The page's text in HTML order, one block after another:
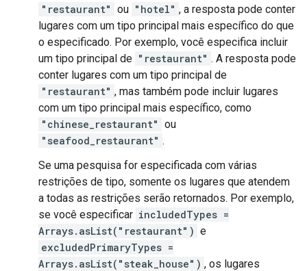
"restaurant" ou "hotel" , a resposta pode conter
lugares com um tipo principal mais específico do que
o especificado. Por exemplo, você especifica incluir
um tipo principal de "restaurant" . A resposta pode
conter lugares com um tipo principal de
"restaurant" , mas também pode incluir lugares
com um tipo principal mais específico, como
"chinese_restaurant" ou
"seafood_restaurant" .
Se uma pesquisa for especificada com várias
restrições de tipo, somente os lugares que atendem
a todas as restrições serão retornados. Por exemplo,
se você especificar includedTypes =
Arrays.asList("restaurant") e
excludedPrimaryTypes =
Arrays.asList("steak_house") , os lugares